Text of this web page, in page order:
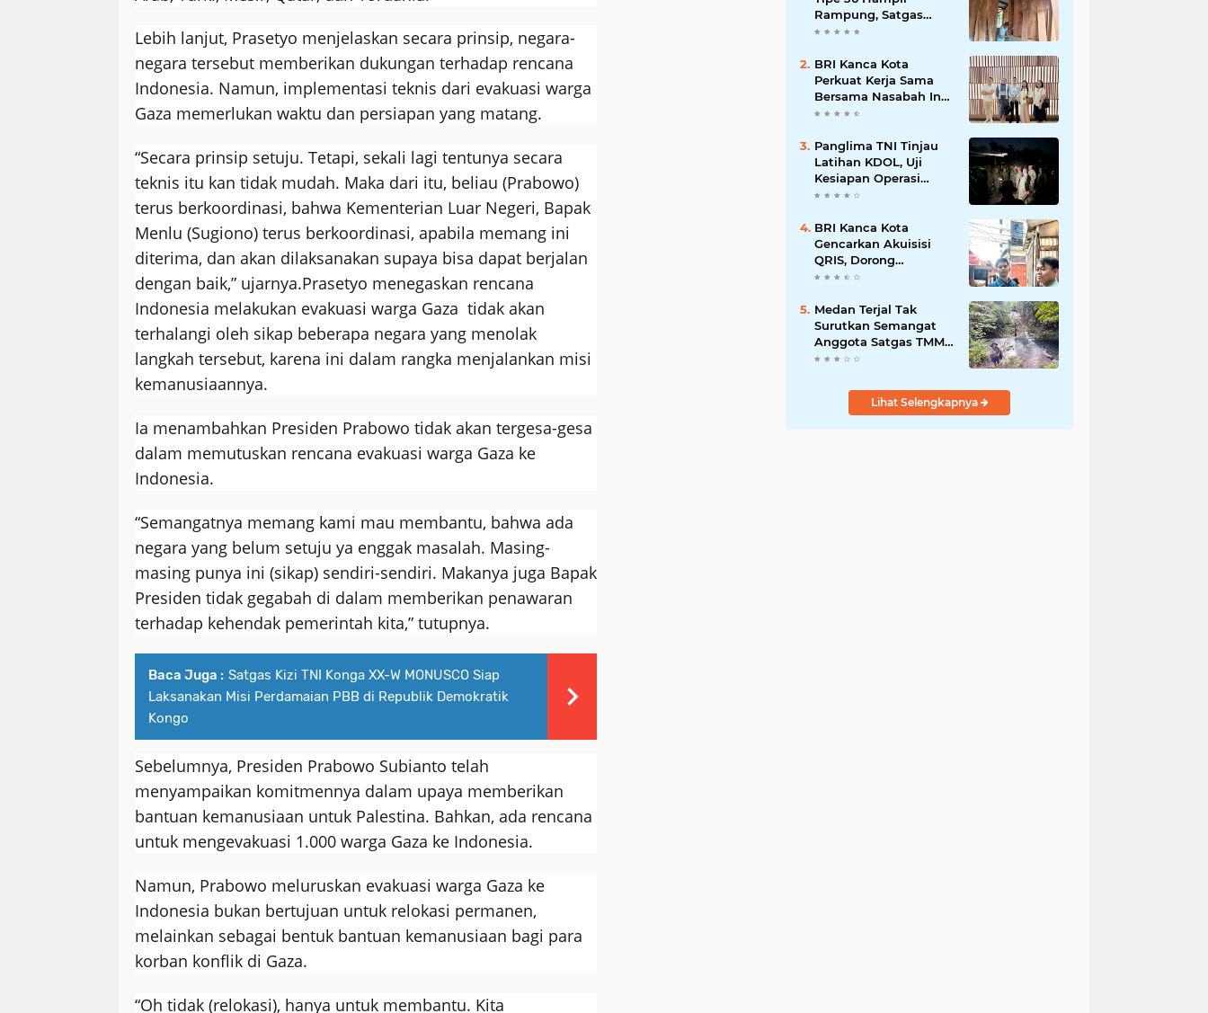
Lebih lanjut, Prasetyo menjelaskan secara prinsip, negara-
negara tersebut memberikan dukungan terhadap rencana
Indonesia. Namun, implementasi teknis dari evakuasi warga
Gaza memerlukan waktu dan persiapan yang matang.
“Secara prinsip setuju. Tetapi, sekali lagi tentunya secara
teknis itu kan tidak mudah. Maka dari itu, beliau (Prabowo)
terus berkoordinasi, bahwa Kementerian Luar Negeri, Bapak
Menlu (Sugiono) terus berkoordinasi, apabila memang ini
diterima, dan akan dilaksanakan supaya bisa dapat berjalan
dengan baik,” ujarnya.Prasetyo menegaskan rencana
Indonesia melakukan evakuasi warga Gaza tidak akan
terhalangi oleh sikap beberapa negara yang menolak
langkah tersebut, karena ini dalam rangka menjalankan misi
kemanusiaannya.
Ia menambahkan Presiden Prabowo tidak akan tergesa-gesa
dalam memutuskan rencana evakuasi warga Gaza ke
Indonesia.
“Semangatnya memang kami mau membantu, bahwa ada
negara yang belum setuju ya enggak masalah. Masing-
masing punya ini (sikap) sendiri-sendiri. Makanya juga Bapak
Presiden tidak gegabah di dalam memberikan penawaran
terhadap kehendak pemerintah kita,” tutupnya.
Baca Juga : Satgas Kizi TNI Konga XX-W MONUSCO Siap
Laksanakan Misi Perdamaian PBB di Republik Demokratik
Kongo
Sebelumnya, Presiden Prabowo Subianto telah
menyampaikan komitmennya dalam upaya memberikan
bantuan kemanusiaan untuk Palestina. Bahkan, ada rencana
untuk mengevakuasi 1.000 warga Gaza ke Indonesia.
Namun, Prabowo meluruskan evakuasi warga Gaza ke
Indonesia bukan bertujuan untuk relokasi permanen,
melainkan sebagai bentuk bantuan kemanusiaan bagi para
korban konflik di Gaza.
“Oh tidak (relokasi), hanya untuk membantu. Kita
Rampung, Satgas
TMMD Ke-129 Kodim
Wujudkan Hunian
Layak bagi Warga
BRI Kanca Kota
Perkuat Kerja Sama
Bersama Nasabah Inti,
Dorong Pertumbuhan
Panglima TNI Tinjau
Latihan KDOL, Uji
Kesiapan Operasi
Lintas Udara dalam
TNI 2026
BRI Kanca Kota
Gencarkan Akuisisi
QRIS, Dorong
Digitalisasi Transaksi
Medan Terjal Tak
Surutkan Semangat
Anggota Satgas TMMD
Ke-129, Gotong Royong
Pembangunan di
Kampung SesorLihat Selengkapnya